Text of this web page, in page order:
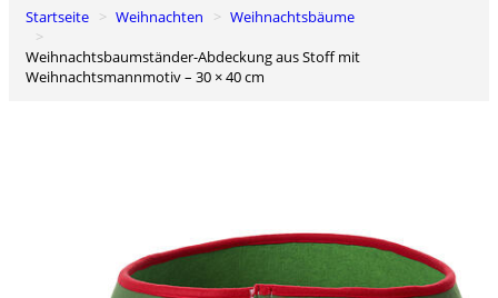
0
Startseite Weihnachten
Weihnachtsbäume
Weihnachtsbaumständer-Abdeckung aus Stoff mit
Weihnachtsmannmotiv – 30 × 40 cm